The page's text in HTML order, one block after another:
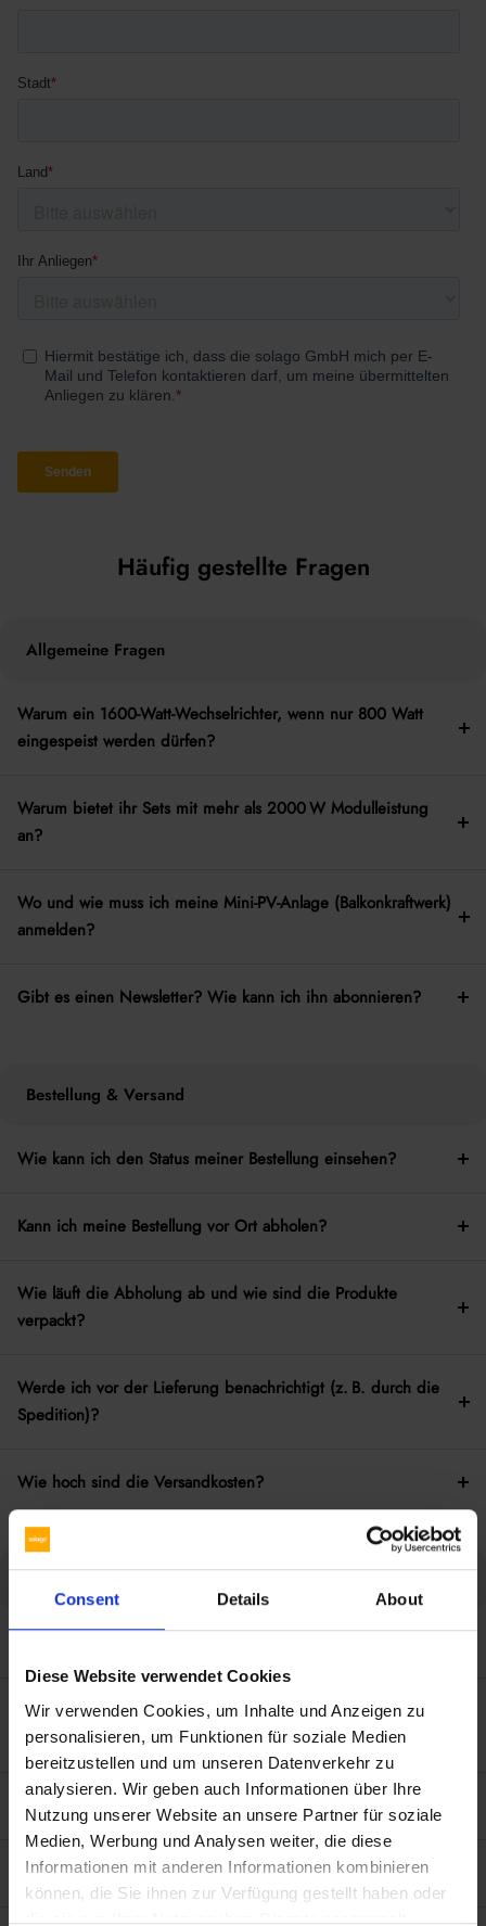
Consent Details About
Diese Website verwendet Cookies
Wir verwenden Cookies, um Inhalte und Anzeigen zu
personalisieren, um Funktionen für soziale Medien
bereitzustellen und um unseren Datenverkehr zu
analysieren. Wir geben auch Informationen über Ihre
Nutzung unserer Website an unsere Partner für soziale
Medien, Werbung und Analysen weiter, die diese
Informationen mit anderen Informationen kombinieren
können, die Sie ihnen zur Verfügung gestellt haben oder
die sie aus Ihrer Nutzung ihrer Dienste gesammelt
Häufig gestellte Fragen
Allgemeine Fragen
Warum ein 1600-Watt-Wechselrichter, wenn nur 800 Watt
eingespeist werden dürfen?
Warum bietet ihr Sets mit mehr als 2000 W Modulleistung
an?
Wo und wie muss ich meine Mini-PV-Anlage (Balkonkraftwerk)
anmelden?
Gibt es einen Newsletter? Wie kann ich ihn abonnieren?
Bestellung & Versand
Wie kann ich den Status meiner Bestellung einsehen?
Kann ich meine Bestellung vor Ort abholen?
Wie läuft die Abholung ab und wie sind die Produkte
verpackt?
Werde ich vor der Lieferung benachrichtigt (z. B. durch die
Spedition)?
Wie hoch sind die Versandkosten?
Warum wird meine Zahlung im Kundenkonto als ausstehend
angezeigt, obwohl ich bezahlt habe?
Wie lange dauert die Rückerstattung nach einer Retoure?
Warum habe ich keine Rechnung erhalten?